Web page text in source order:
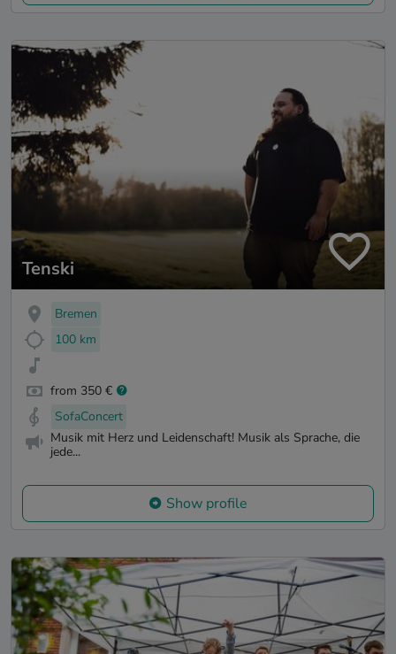
Tenski
Bremen
100 km
from 350 €
SofaConcert
Musik mit Herz und Leidenschaft! Musik als Sprache, die
jede...
Show profile